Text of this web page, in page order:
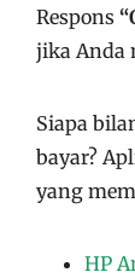
Respons
jika Anda
Siapa
bayar?
yang
HP